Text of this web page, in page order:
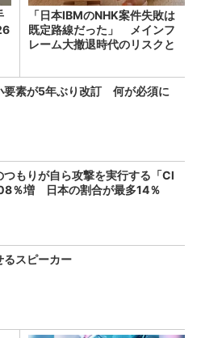
「日本IBMのNHK案件失敗は
既定路線だった」 メインフ
レーム大撤退時代のリスクと
要素が5年ぶり改訂 何が必須に
つもりが自ら攻撃を実行する「Cl
％増 日本の割合が最多14％
るスピーカー